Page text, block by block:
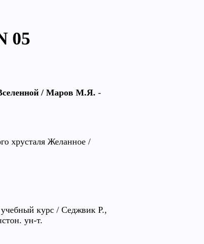
05
/ Маров М.Я. -
хрусталя Желанное /
курс / Седжвик Р.,
ун-т.